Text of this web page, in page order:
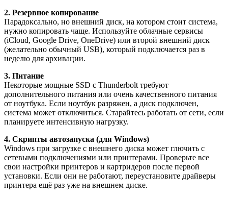
2. Резервное копирование
Парадоксально, но внешний диск, на котором стоит система,
нужно копировать чаще. Используйте облачные сервисы
(iCloud, Google Drive, OneDrive) или второй внешний диск
(желательно обычный USB), который подключается раз в
неделю для архивации.
3. Питание
Некоторые мощные SSD с Thunderbolt требуют
дополнительного питания или очень качественного питания
от ноутбука. Если ноутбук разряжен, а диск подключен,
система может отключиться. Старайтесь работать от сети, если
планируете интенсивную нагрузку.
4. Скрипты автозапуска (для Windows)
Windows при загрузке с внешнего диска может глючить с
сетевыми подключениями или принтерами. Проверьте все
свои настройки принтеров и картридеров после первой
установки. Если они не работают, переустановите драйверы
принтера ещё раз уже на внешнем диске.